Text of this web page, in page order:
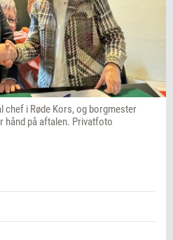
chef i Røde Kors, og borgmester
hånd på aftalen. Privatfoto